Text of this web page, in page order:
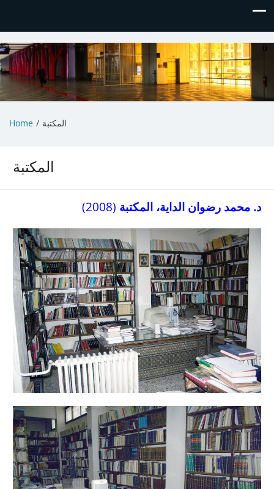
Life, Happiness & Us
Sharing Thoughts
Home المكتبة
المكتبة
د. محمد رضوان الداية، المكتبة (2008)